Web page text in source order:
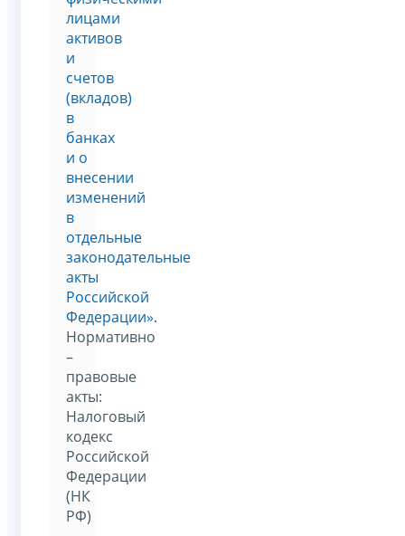
лицами
активов
и
счетов
(вкладов)
в
банках
и о
внесении
изменений
в
отдельные
законодательные
акты
Российской
Федерации».
Нормативно
–
правовые
акты:
Налоговый
кодекс
Российской
Федерации
(НК
РФ)